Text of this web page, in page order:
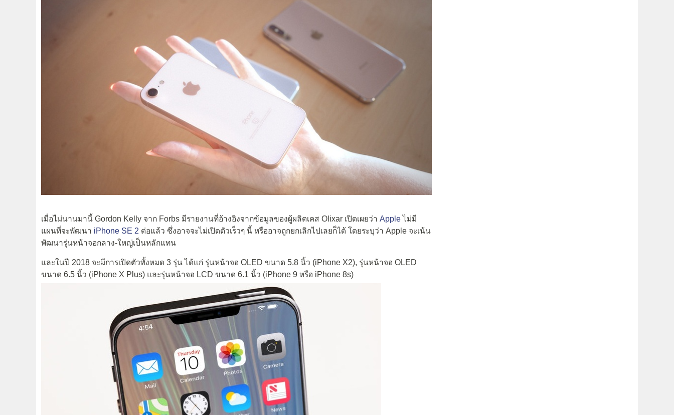
เมื่อไม่นานมานี้ Gordon Kelly จาก Forbs มีรายงานที่อ้างอิงจากข้อมูลของผู้ผลิตเคส Olixar เปิดเผยว่า Appleไม่มี
แผนที่จะพัฒนา iPhone SE 2 ต่อแล้ว ซึ่งอาจจะไม่เปิดตัวเร็วๆ นี้ หรืออาจถูกยกเลิกไปเลยก็ได้ โดยระบุว่า Apple จะเน้น
พัฒนารุ่นหน้าจอกลาง-ใหญ่เป็นหลักแทน
และในปี 2018 จะมีการเปิดตัวทั้งหมด 3 รุ่น ได้แก่ รุ่นหน้าจอ OLED ขนาด 5.8 นิ้ว (iPhone X2), รุ่นหน้าจอ OLED
ขนาด 6.5 นิ้ว (iPhone X Plus) และรุ่นหน้าจอ LCD ขนาด 6.1 นิ้ว (iPhone 9 หรือ iPhone 8s)